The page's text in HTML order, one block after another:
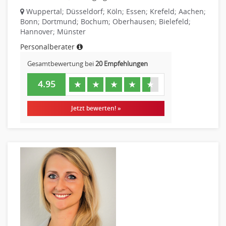
Logistik
Entsorgungslogistik
Einkauf, Materialwirtschaft & Logistik Leitung, Teamleitung
Materialwirtschaft
Produktionslogistik
Einkauf, Materialwirtschaft & Logistik Prozessmanagement
Controlling
Debitorenbuchhaltung
Finanzbuchhaltung, Bilanzbuchhaltung
Gehaltsbuchhaltung, Lohnbuchhaltung
Konzernbuchhaltung
Kreditorenbuchhaltung
Wuppertal; Düsseldorf; Köln; Essen; Krefeld; Aachen;
Bonn; Dortmund; Bochum; Oberhausen; Bielefeld;
Hannover; Münster
Personalberater
Gesamtbewertung bei20 Empfehlungen
4.95 ★ ★ ★ ★ ★
Jetzt bewerten! »